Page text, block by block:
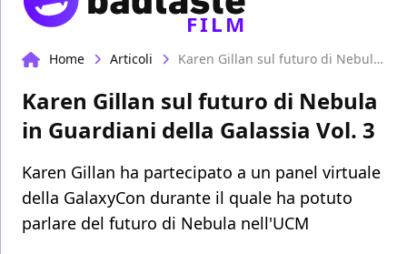
FILM
Home Articoli Karen Gillan sul futuro di Nebula in Guardiani della Galassia Vol. 3
Karen Gillan sul futuro di Nebula
in Guardiani della Galassia Vol. 3
Karen Gillan ha partecipato a un panel virtuale
della GalaxyCon durante il quale ha potuto
parlare del futuro di Nebula nell'UCM